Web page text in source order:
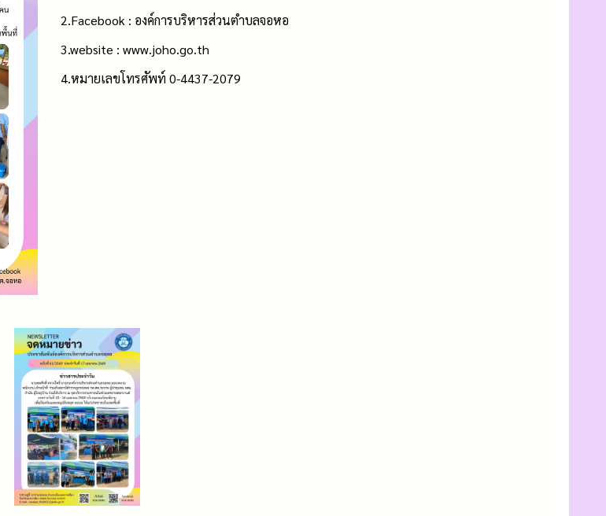
2.Facebook : องค์การบริหารส่วนตำบลจอหอ
3.website : www.joho.go.th
4.หมายเลขโทรศัพท์ 0-4437-2079